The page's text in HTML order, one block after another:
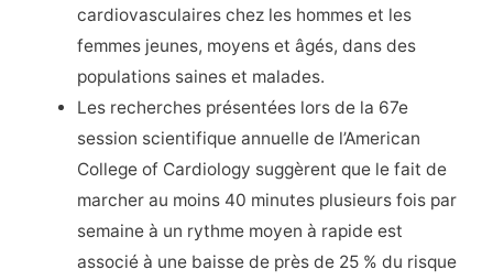
cardiovasculaires chez les hommes et les
femmes jeunes, moyens et âgés, dans des
populations saines et malades.
Les recherches présentées lors de la 67e
session scientifique annuelle de l’American
College of Cardiology suggèrent que le fait de
marcher au moins 40 minutes plusieurs fois par
semaine à un rythme moyen à rapide est
associé à une baisse de près de 25 % du risque